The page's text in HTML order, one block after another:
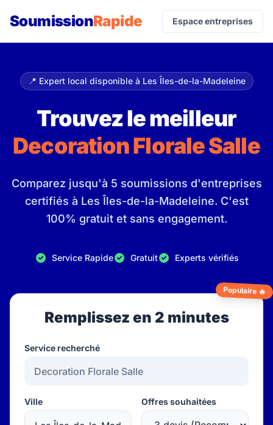
SoumissionRapide Espace entreprises
📍 Expert local disponible à Les Îles-de-la-Madeleine
Trouvez le meilleur
Decoration Florale Salle
Comparez jusqu'à 5 soumissions d'entreprises
certifiés à Les Îles-de-la-Madeleine. C'est
100% gratuit et sans engagement.
Service Rapide Gratuit Experts vérifiés
Populaire 🔥
Remplissez en 2 minutes
Service recherché
Ville Offres souhaitées